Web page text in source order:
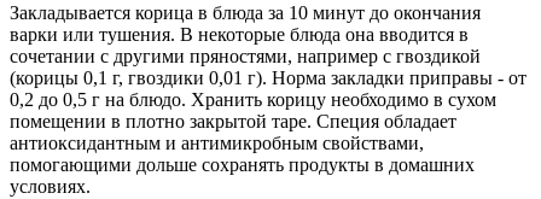
Закладывается корица в блюда за 10 минут до окончания
варки или тушения. В некоторые блюда она вводится в
сочетании с другими пряностями, например с гвоздикой
(корицы 0,1 г, гвоздики 0,01 г). Норма закладки приправы - от
0,2 до 0,5 г на блюдо. Хранить корицу необходимо в сухом
помещении в плотно закрытой таре. Специя обладает
антиоксидантным и антимикробным свойствами,
помогающими дольше сохранять продукты в домашних
условиях.